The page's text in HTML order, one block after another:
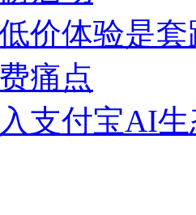
价体验是
痛点
支付宝AI